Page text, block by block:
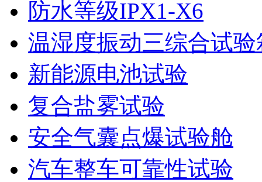
防水等级IPX1-X6
温湿度振动三综合试验
新能源电池试验
复合盐雾试验
安全气囊点爆试验舱
汽车整车可靠性试验